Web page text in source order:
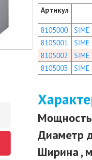
Артикул
8105000
SIME
8105001
SIME
8105002
SIME
8105003
SIME
Мощность
Диаметр
Ширина ,